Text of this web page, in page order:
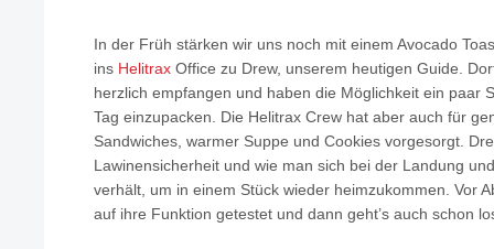
In der Früh stärken wir uns noch mit einem Avocado
ins Helitrax Office zu Drew, unserem heutigen Guide.
herzlich empfangen und haben die Möglichkeit ein paar
Tag einzupacken. Die Helitrax Crew hat aber auch für
Sandwiches, warmer Suppe und Cookies vorgesorgt.
Lawinensicherheit und wie man sich bei der Landung
verhält, um in einem Stück wieder heimzukommen. Vor
auf ihre Funktion getestet und dann geht’s auch schon